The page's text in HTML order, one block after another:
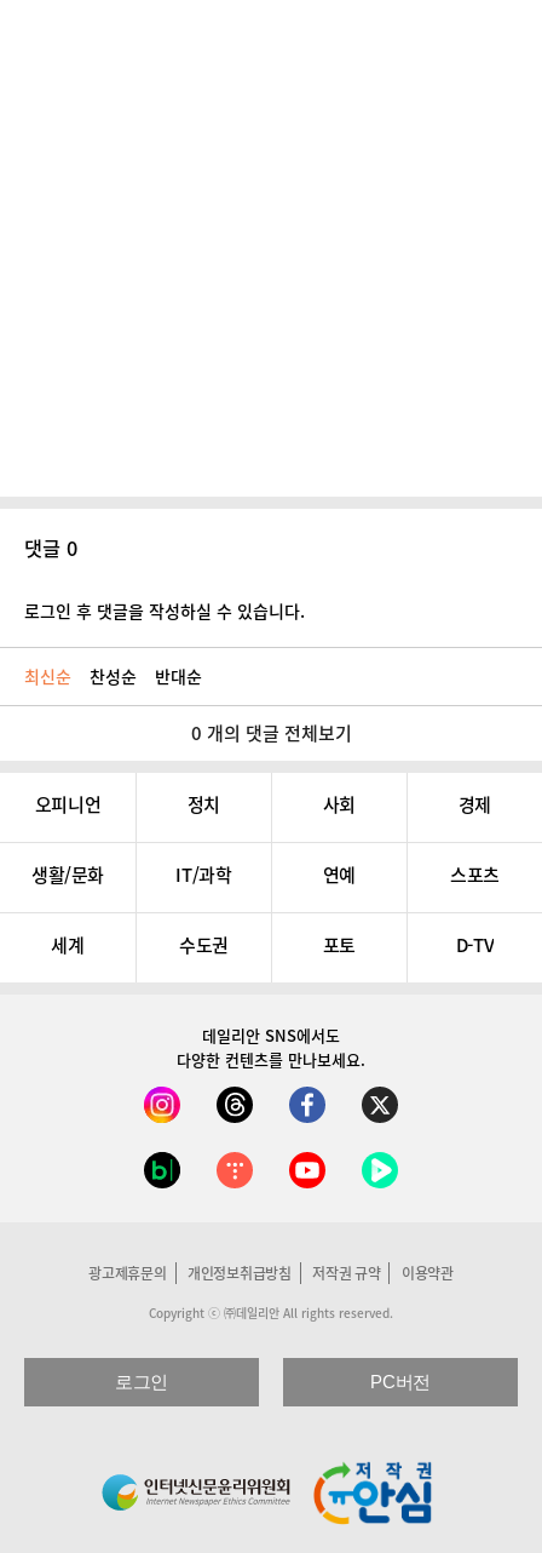
댓글 0
로그인 후 댓글을 작성하실 수 있습니다.
최신순 찬성순 반대순
0 개의 댓글 전체보기
오피니언 정치 사회 경제
생활/문화 IT/과학 연예 스포츠
세계 수도권 포토 D-TV
데일리안 SNS에서도
다양한 컨텐츠를 만나보세요.
광고제휴문의 개인정보취급방침 저작권 규약 이용약관
Copyright ⓒ ㈜데일리안 All rights reserved.
로그인 PC버전